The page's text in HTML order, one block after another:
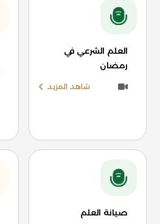
العلم الشرعي في
رمضان
شاهد المزيد
صيانة العلم